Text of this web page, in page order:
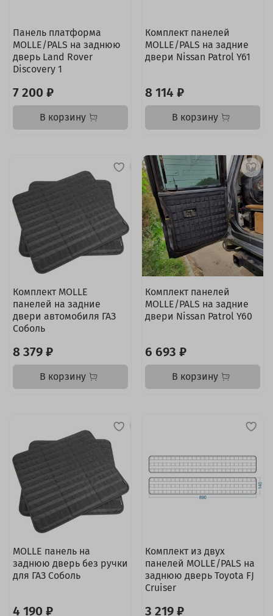
Панель платформа
MOLLE/PALS на заднюю
дверь Land Rover
Discovery 1
7 200 ₽
В корзину
Комплект панелей
MOLLE/PALS на задние
двери Nissan Patrol Y61
8 114 ₽
В корзину
Комплект MOLLE
панелей на задние
двери автомобиля ГАЗ
Соболь
8 379 ₽
В корзину
Комплект панелей
MOLLE/PALS на задние
двери Nissan Patrol Y60
6 693 ₽
В корзину
MOLLE панель на
заднюю дверь без ручки
для ГАЗ Соболь
4 190 ₽
Комплект из двух
панелей MOLLE/PALS на
заднюю дверь Toyota FJ
Cruiser
3 219 ₽